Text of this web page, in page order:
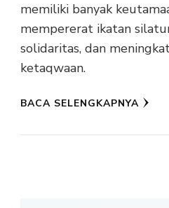
memiliki banyak
mempererat ikatan
solidaritas, dan
ketaqwaan.
BACA SELENGKAPNYA